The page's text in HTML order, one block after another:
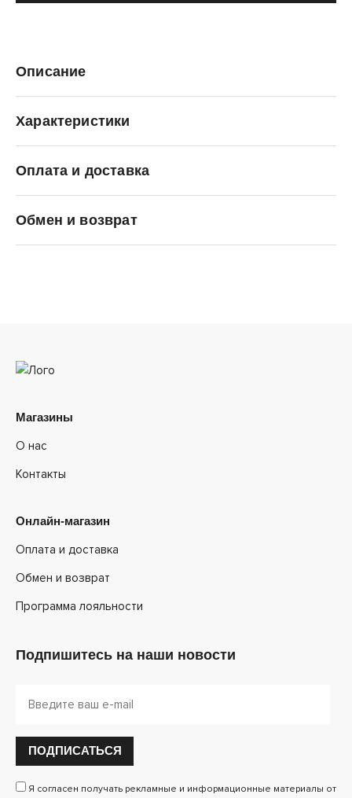
Описание
Характеристики
Оплата и доставка
Обмен и возврат
Магазины
О нас
Контакты
Онлайн-магазин
Оплата и доставка
Обмен и возврат
Программа лояльности
Подпишитесь на наши новости
ПОДПИСАТЬСЯ
Я согласен получать рекламные и информационные материалы от